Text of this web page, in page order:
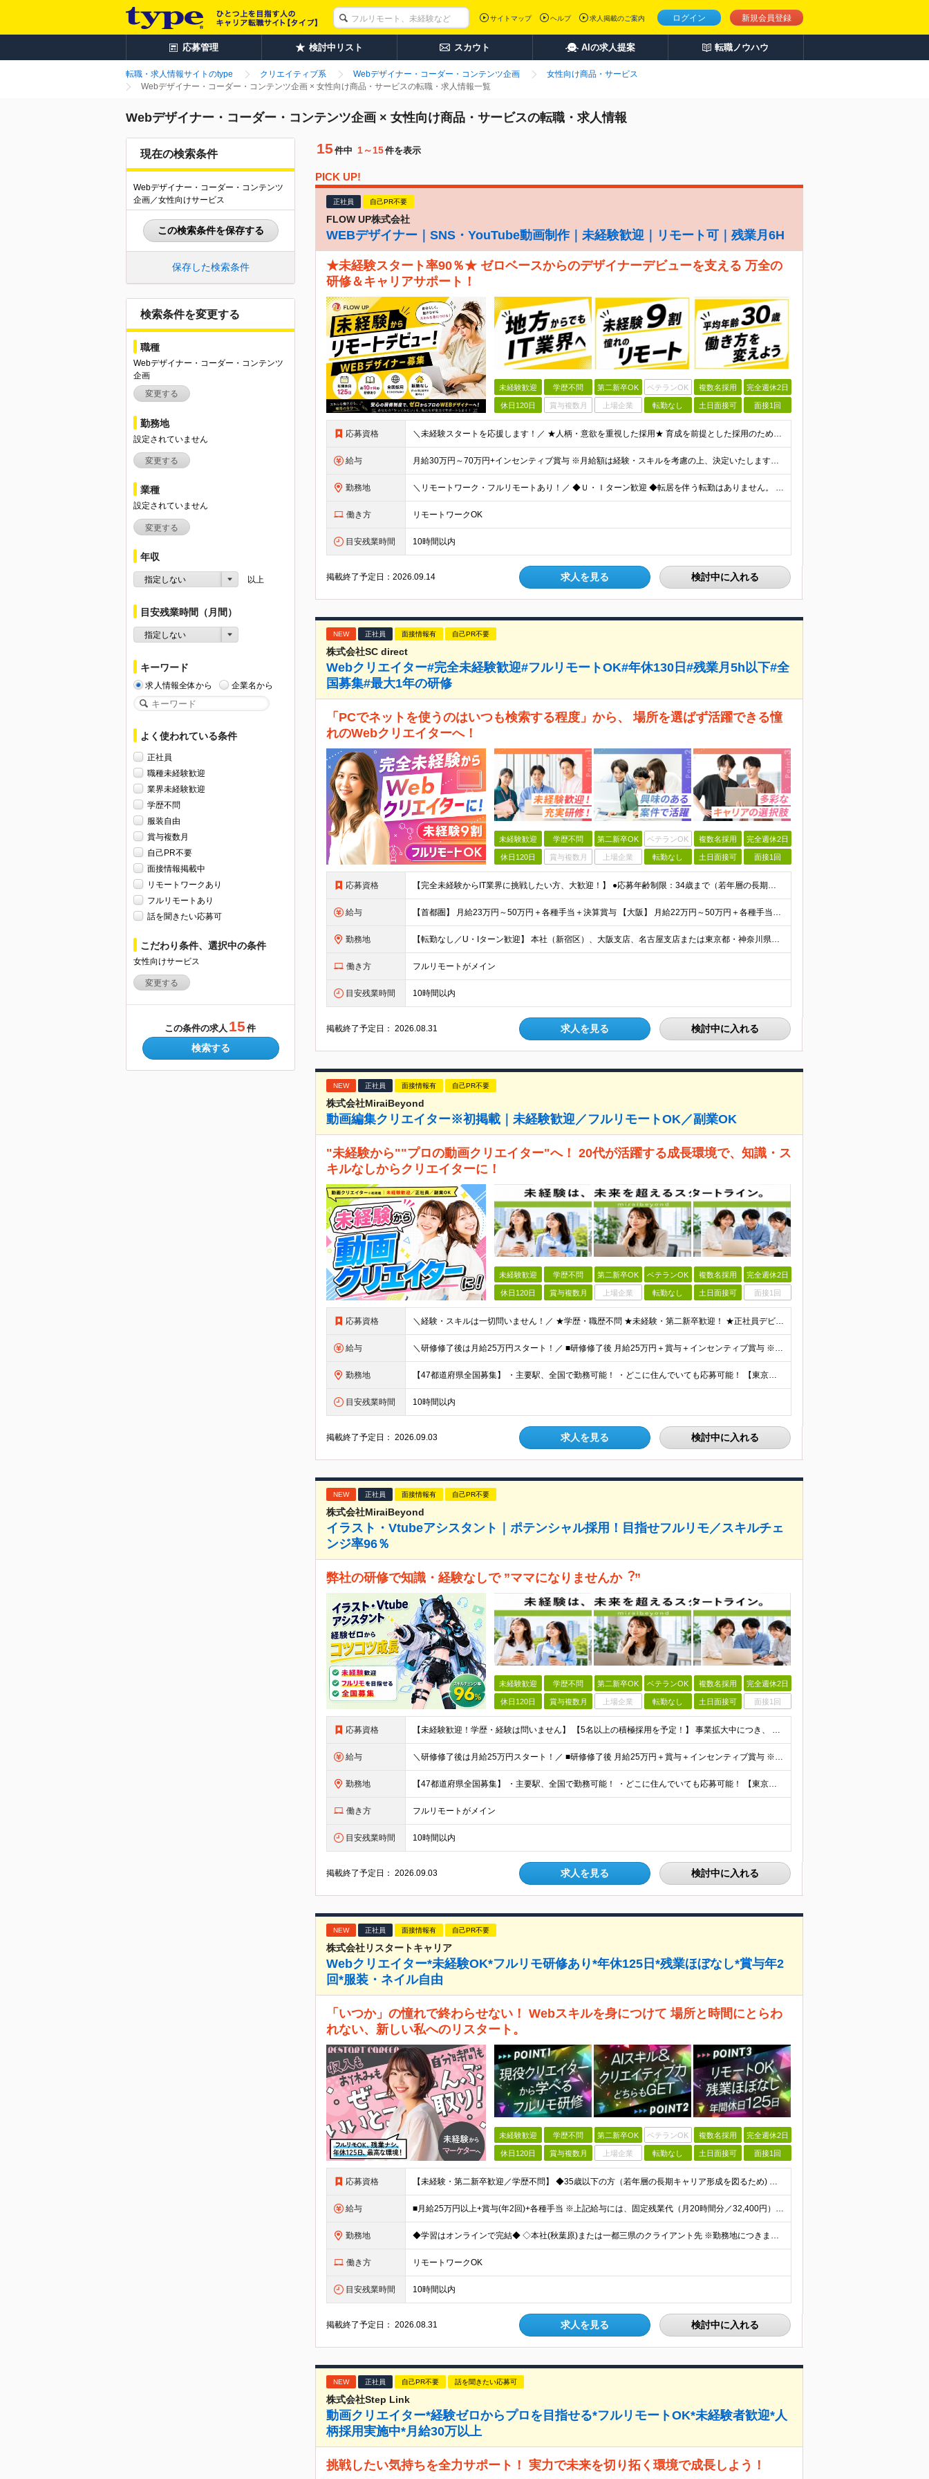
ログイン 新規会員登録
サイトマップ ヘルプ 求人掲載のご案内
応募管理 検討中リスト スカウト AIの求人提案 転職ノウハウ
転職・求人情報サイトのtype クリエイティブ系 Webデザイナー・コーダー・コンテンツ企画
女性向け商品・サービス
Webデザイナー・コーダー・コンテンツ企画 × 女性向け商品・サービスの転職・求人情報一覧
Webデザイナー・コーダー・コンテンツ企画 × 女性向け商品・サービスの転職・求人情報
現在の検索条件
Webデザイナー・コーダー・コンテンツ
企画／女性向けサービス
この検索条件を保存する
保存した検索条件
検索条件を変更する
職種
Webデザイナー・コーダー・コンテンツ
企画
変更する
勤務地
設定されていません
変更する
業種
設定されていません
変更する
年収
指定しない 以上
目安残業時間（月間）
指定しない
キーワード
求人情報全体から 企業名から
よく使われている条件
正社員
職種未経験歓迎
業界未経験歓迎
学歴不問
服装自由
賞与複数月
自己PR不要
面接情報掲載中
リモートワークあり
フルリモートあり
話を聞きたい応募可
こだわり条件、選択中の条件
女性向けサービス
変更する
この条件の求人 15 件
検索する
15 件中 1～15件を表示
PICK UP!
正社員 自己PR不要
FLOW UP株式会社
WEBデザイナー｜SNS・YouTube動画制作｜未経験歓迎｜リモート可｜残業月6H
★未経験スタート率90％★ ゼロベースからのデザイナーデビューを支える 万全の
研修＆キャリアサポート！
未経験歓迎 学歴不問 第二新卒OK ベテランOK 複数名採用 完全週休2日
休日120日 賞与複数月 上場企業 転勤なし 土日面接可 面接1回
応募資格 ＼未経験スタートを応援します！／ ★人柄・意欲を重視した採用★ 育成を前提とした採用のため、 「PCに触ったことがほとんどない…」という方の挑戦も歓迎！ ＜例えば…＞ ●やりたいことはあるけど、ス
給与 月給30万円～70万円+インセンティブ賞与 ※月給額は経験・スキルを考慮の上、決定いたします。 【インセンティブについて】 自社サービスを提案し、サービス化した場合、一部の利益をインセンティブとして
勤務地 ＼リモートワーク・フルリモートあり！／ ◆Ｕ・Ｉターン歓迎 ◆転居を伴う転勤はありません。 ◆配属先はお住まいや希望を考慮し決定します。 ◆マイカー通勤OK（駐車場あり／プロジェクトによる） 【本
働き方 リモートワークOK
目安残業時間 10時間以内
掲載終了予定日：2026.09.14 求人を見る 検討中に入れる
NEW 正社員 面接情報有 自己PR不要
株式会社SC direct
Webクリエイター#完全未経験歓迎#フルリモートOK#年休130日#残業月5h以下#全
国募集#最大1年の研修
「PCでネットを使うのはいつも検索する程度」から、 場所を選ばず活躍できる憧
れのWebクリエイターへ！
未経験歓迎 学歴不問 第二新卒OK ベテランOK 複数名採用 完全週休2日
休日120日 賞与複数月 上場企業 転勤なし 土日面接可 面接1回
応募資格 【完全未経験からIT業界に挑戦したい方、大歓迎！】 ●応募年齢制限：34歳まで（若年層の長期キャリア形成を図るため） ★学歴不問・転職回数不問 ★第二新卒・社会人デビューOK 【こんな方を求めていま
給与 【首都圏】 月給23万円～50万円＋各種手当＋決算賞与 【大阪】 月給22万円～50万円＋各種手当＋決算賞与 【愛知】 月給21.5万円～50万円＋各種手当＋決算賞与 【福岡・宮城】 月給20万
勤務地 【転勤なし／U・Iターン歓迎】 本社（新宿区）、大阪支店、名古屋支店または東京都・神奈川県・千葉県・埼玉県・愛知県・大阪府・福岡県をはじめ、全国のプロジェクト先 ※ご希望を最大限考慮して配属先を決定
働き方 フルリモートがメイン
目安残業時間 10時間以内
掲載終了予定日：2026.08.31 求人を見る 検討中に入れる
NEW 正社員 面接情報有 自己PR不要
株式会社MiraiBeyond
動画編集クリエイター※初掲載｜未経験歓迎／フルリモートOK／副業OK
"未経験から""プロの動画クリエイター"へ！ 20代が活躍する成長環境で、知識・ス
キルなしからクリエイターに！
未経験歓迎 学歴不問 第二新卒OK ベテランOK 複数名採用 完全週休2日
休日120日 賞与複数月 上場企業 転勤なし 土日面接可 面接1回
応募資格 ＼経験・スキルは一切問いません！／ ★学歴・職歴不問 ★未経験・第二新卒歓迎！ ★正社員デビューも応援します！ 【こんな方にピッタリ！】 ✓ 動画やYouTube、TikTokを見るのが好きな方 ✓
給与 ＼研修修了後は月給25万円スタート！／ ■研修修了後 月給25万円＋賞与＋インセンティブ賞与 ※残業代は別途支給 ▽研修期間▽ 【未経験者】 ▶ 月給20万円～ 【固定残業代について】
勤務地 【47都道府県全国募集】 ・主要駅、全国で勤務可能！ ・どこに住んでいても応募可能！ 【東京本社】 東京都品川区東品川5-9-2 在宅でコツコツ働きながら、長く安定して続けられます♪ 本社：〒1
目安残業時間 10時間以内
掲載終了予定日：2026.09.03 求人を見る 検討中に入れる
NEW 正社員 面接情報有 自己PR不要
株式会社MiraiBeyond
イラスト・Vtubeアシスタント｜ポテンシャル採用！目指せフルリモ／スキルチェ
ンジ率96％
弊社の研修で知識・経験なしで ”ママになりませんか︖”
未経験歓迎 学歴不問 第二新卒OK ベテランOK 複数名採用 完全週休2日
休日120日 賞与複数月 上場企業 転勤なし 土日面接可 面接1回
応募資格 【未経験歓迎！学歴・経験は問いません】 【5名以上の積極採用を予定！】 事業拡大中につき、 これからイラストレーターを目指したい方を積極採用中です！ 「イラストを仕事にしてみたい」 「好きなことを
給与 ＼研修修了後は月給25万円スタート！／ ■研修修了後 月給25万円＋賞与＋インセンティブ賞与 ※残業代は別途支給 ▽研修期間▽ 【未経験者】 ▶ 月給20万円～ 【固定残業代について】
勤務地 【47都道府県全国募集】 ・主要駅、全国で勤務可能！ ・どこに住んでいても応募可能！ 【東京本社】 東京都品川区東品川5-9-2 ≪リモート研修♪⾯接も基本的にオンラインで実施します≫ －主要駅
働き方 フルリモートがメイン
目安残業時間 10時間以内
掲載終了予定日：2026.09.03 求人を見る 検討中に入れる
NEW 正社員 面接情報有 自己PR不要
株式会社リスタートキャリア
Webクリエイター*未経験OK*フルリモ研修あり*年休125日*残業ほぼなし*賞与年2
回*服装・ネイル自由
「いつか」の憧れで終わらせない！ Webスキルを身につけて 場所と時間にとらわ
れない、新しい私へのリスタート。
未経験歓迎 学歴不問 第二新卒OK ベテランOK 複数名採用 完全週休2日
休日120日 賞与複数月 上場企業 転勤なし 土日面接可 面接1回
応募資格 【未経験・第二新卒歓迎／学歴不問】 ◆35歳以下の方（若年層の長期キャリア形成を図るため) ◆お人柄・意欲重視の採用です！ ＜こんな方は大歓迎！＞ ・SNSや動画を見るのが好きで、トレンドに敏感 ・
給与 ■月給25万円以上+賞与(年2回)+各種手当 ※上記給与には、固定残業代（月20時間分／32,400円）、 AIツール支援費（10,000円）が含まれます ※これまでの経験・スキル・前職の給与を考
勤務地 ◆学習はオンラインで完結◆ ◇本社(秋葉原)または一都三県のクライアント先 ※勤務地につきましては、ご相談の上で配属 ＜本社＞ ◇東京都台東区台東1-27-11 やわらぎビル2F └または、東京都
働き方 リモートワークOK
目安残業時間 10時間以内
掲載終了予定日：2026.08.31 求人を見る 検討中に入れる
NEW 正社員 自己PR不要 話を聞きたい応募可
株式会社Step Link
動画クリエイター*経験ゼロからプロを目指せる*フルリモートOK*未経験者歓迎*人
柄採用実施中*月給30万以上
挑戦したい気持ちを全力サポート！ 実力で未来を切り拓く環境で成長しよう！